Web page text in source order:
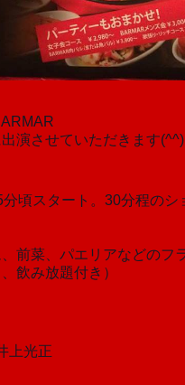
演させていただきます(^^)
頃スタート。30分程のシ
、前菜、パエリアなどのフ
飲み放題付き）
上光正